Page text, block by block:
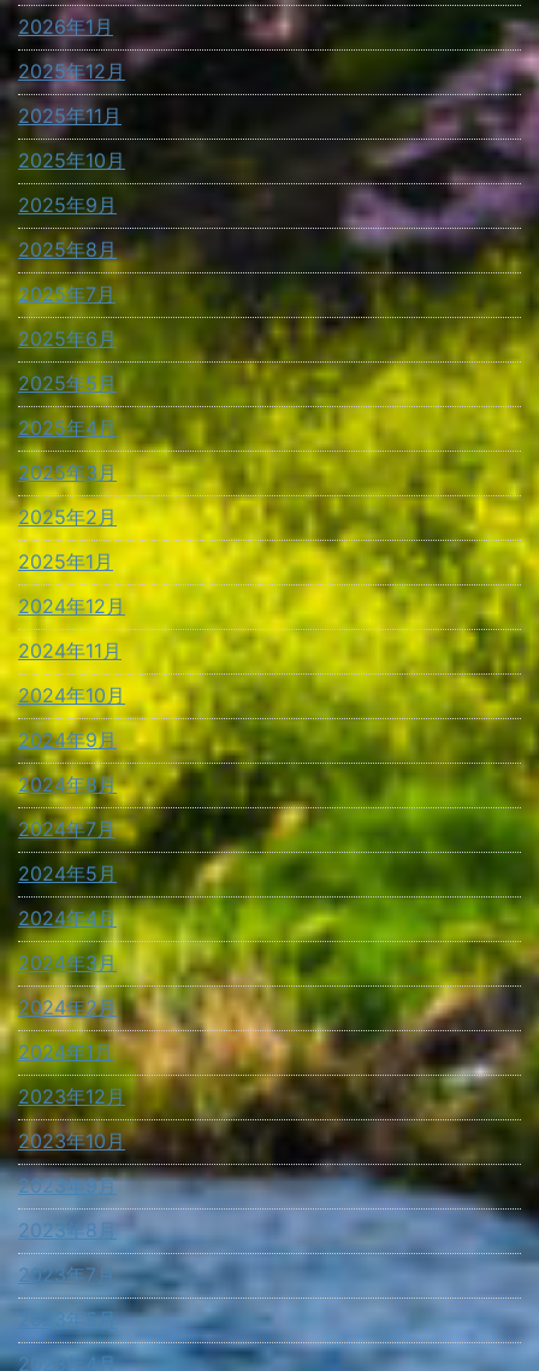
2026年1月
2025年12月
2025年11月
2025年10月
2025年9月
2025年8月
2025年7月
2025年6月
2025年5月
2025年4月
2025年3月
2025年2月
2025年1月
2024年12月
2024年11月
2024年10月
2024年9月
2024年8月
2024年7月
2024年5月
2024年4月
2024年3月
2024年2月
2024年1月
2023年12月
2023年10月
2023年9月
2023年8月
2023年7月
2023年5月
2023年4月